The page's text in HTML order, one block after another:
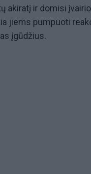
akiratį ir domisi
jiems pumpuoti
įgūdžius.